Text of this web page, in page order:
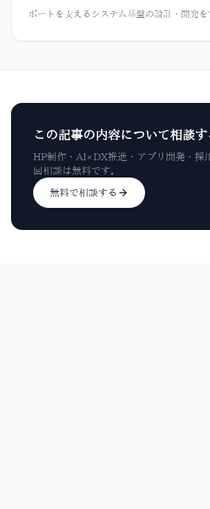
ポートを支えるシステム基盤の設計・開発を
この記事の内容について相談す
HP制作・AI×DX推進・アプリ開発・採
回相談は無料です。
無料で相談する